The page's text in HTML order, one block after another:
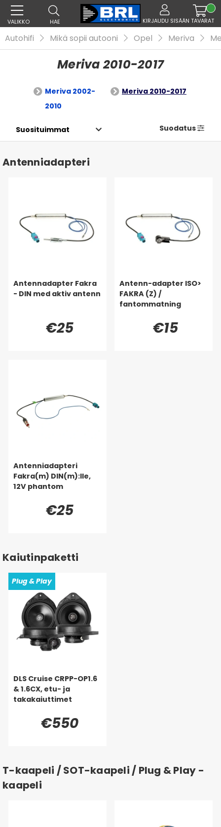
VALIKKO HAE KIRJAUDU SISÄÄN TAVARAT
Autohifi Mikä sopii autooni Opel Meriva
Meriva 2010-2017
Meriva 2002-
2010
Meriva 2010-2017
Suodatus
Antenniadapteri
Antennadapter Fakra
- DIN med aktiv antenn
€25
Antenn-adapter ISO>
FAKRA (Z) /
fantommatning
€15
Antenniadapteri
Fakra(m) DIN(m):lle,
12V phantom
€25
Kaiutinpaketti
Plug & Play
DLS Cruise CRPP-OP1.6
& 1.6CX, etu- ja
takakaiuttimet
€550
T-kaapeli / SOT-kaapeli / Plug & Play -
kaapeli